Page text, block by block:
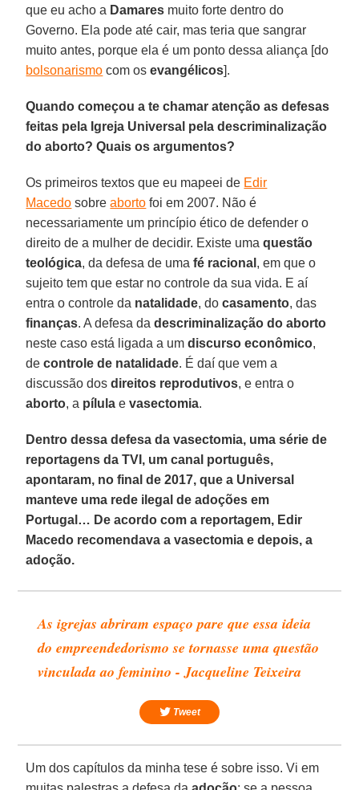
que eu acho a Damares muito forte dentro do
Governo. Ela pode até cair, mas teria que sangrar
muito antes, porque ela é um ponto dessa aliança [do
bolsonarismo com osevangélicos].
Quando começou a te chamar atenção as defesas
feitas pela Igreja Universal pela descriminalização
do aborto? Quais os argumentos?
Os primeiros textos que eu mapeei de Edir
Macedo sobreaborto foi em 2007. Não é
necessariamente um princípio ético de defender o
direito de a mulher de decidir. Existe umaquestão
teológica, da defesa de umafé racional , em que o
sujeito tem que estar no controle da sua vida. E aí
entra o controle da natalidade, docasamento, das
finanças. A defesa dadescriminalização do aborto
neste caso está ligada a umdiscurso econômico,
decontrole de natalidade. É daí que vem a
discussão dosdireitos reprodutivos, e entra o
aborto, a pílula evasectomia.
Dentro dessa defesa da vasectomia, uma série de
reportagens da TVI, um canal português,
apontaram, no final de 2017, que a Universal
manteve uma rede ilegal de adoções em
Portugal… De acordo com a reportagem, Edir
Macedo recomendava a vasectomia e depois, a
adoção.
As igrejas abriram espaço pare que essa ideia
do empreendedorismo se tornasse uma questão
vinculada ao feminino - Jacqueline Teixeira
Tweet
Um dos capítulos da minha tese é sobre isso. Vi em